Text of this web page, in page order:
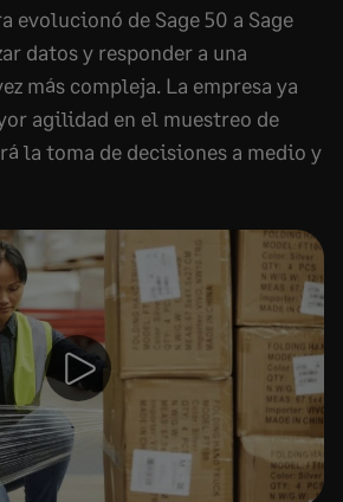
evolucionó de Sage 50 a Sage
datos y responder a una
más compleja. La empresa ya
agilidad en el muestreo de
la toma de decisiones a medio y